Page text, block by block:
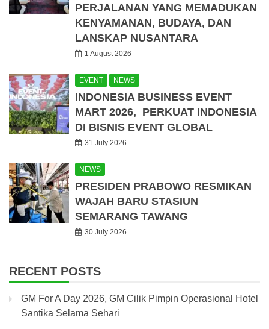
PERJALANAN YANG MEMADUKAN
KENYAMANAN, BUDAYA, DAN
LANSKAP NUSANTARA
1 August 2026
EVENT NEWS
INDONESIA BUSINESS EVENT
MART 2026, PERKUAT INDONESIA
DI BISNIS EVENT GLOBAL
31 July 2026
NEWS
PRESIDEN PRABOWO RESMIKAN
WAJAH BARU STASIUN
SEMARANG TAWANG
30 July 2026
RECENT POSTS
GM For A Day 2026, GM Cilik Pimpin Operasional Hotel
Santika Selama Sehari